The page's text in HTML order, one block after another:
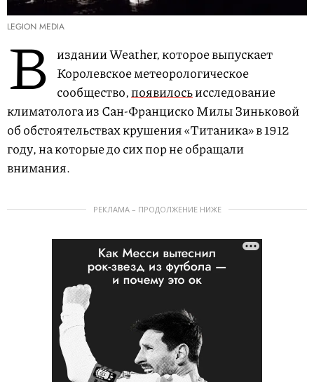
LEGION MEDIA
В издании Weather, которое выпускает
Королевское метеорологическое
сообщество,появилосьисследование
климатолога из Сан-Франциско Милы Зиньковой
об обстоятельствах крушения «Титаника» в 1912
году, на которые до сих пор не обращали
внимания.
РЕКЛАМА – ПРОДОЛЖЕНИЕ НИЖЕ